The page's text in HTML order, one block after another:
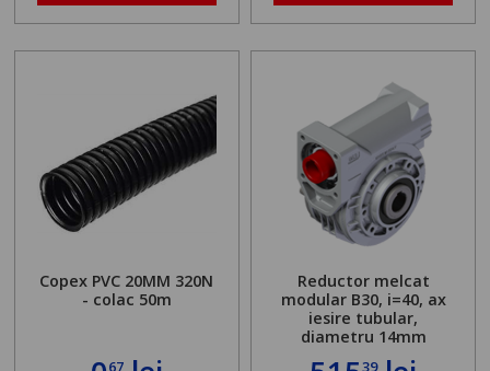
Copex PVC 20MM 320N
- colac 50m
67
Reductor melcat
modular B30, i=40, ax
iesire tubular,
diametru 14mm
39